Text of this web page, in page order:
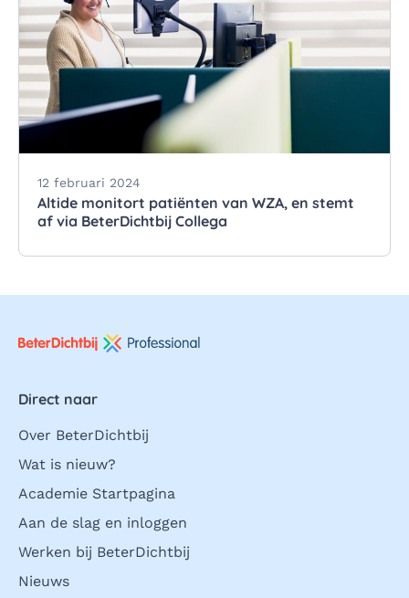
12 februari 2024
Altide monitort patiënten van WZA, en stemt
af via BeterDichtbij Collega
Direct naar
Over BeterDichtbij
Wat is nieuw?
Academie Startpagina
Aan de slag en inloggen
Werken bij BeterDichtbij
Nieuws